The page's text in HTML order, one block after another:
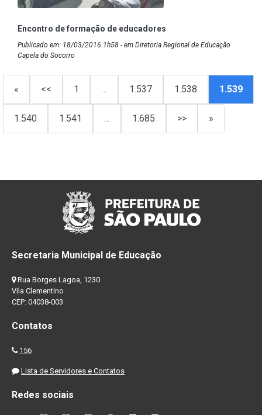
Encontro de formação de educadores
Publicado em: 18/03/2016 1h58 - em Diretoria Regional de Educação
Capela do Socorro
« << 1 … 1.537 1.538 1.539
1.540 1.541 … 1.685 >> »
Secretaria Municipal de Educação
Rua Borges Lagoa, 1230
Vila Clementino
CEP: 04038-003
Contatos
156
Lista de Servidores e Contatos
Redes sociais